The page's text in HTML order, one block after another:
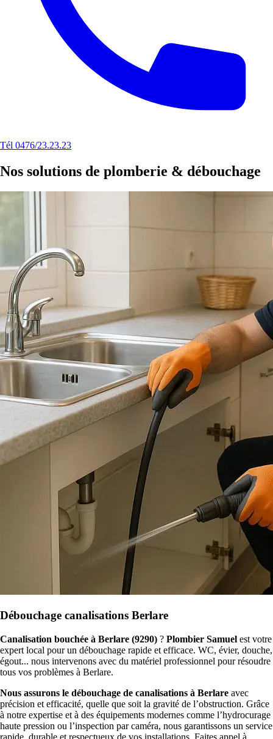
Tél 0476/23.23.23
Nos solutions de plomberie & débouchage
Débouchage canalisations Berlare
Canalisation bouchée à Berlare (9290) ? Plombier Samuel est votre
expert local pour un débouchage rapide et efficace. WC, évier, douche,
égout... nous intervenons avec du matériel professionnel pour résoudre
tous vos problèmes à Berlare.
Nous assurons le débouchage de canalisations à Berlare avec
précision et efficacité, quelle que soit la gravité de l’obstruction. Grâce
à notre expertise et à des équipements modernes comme l’hydrocurage
haute pression ou l’inspection par caméra, nous garantissons un service
rapide, durable et respectueux de vos installations. Faites appel à